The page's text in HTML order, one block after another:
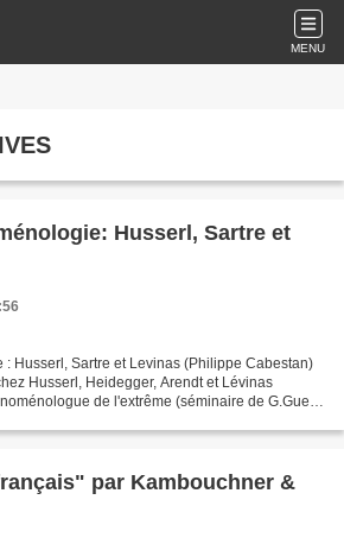
MENU
Husserl, Sartre et
Husserl, Sartre et Levinas (Philippe Cabestan)
Husserl, Heidegger, Arendt et Lévinas
de l'extrême (séminaire de G.Guest)
par Kambouchner &